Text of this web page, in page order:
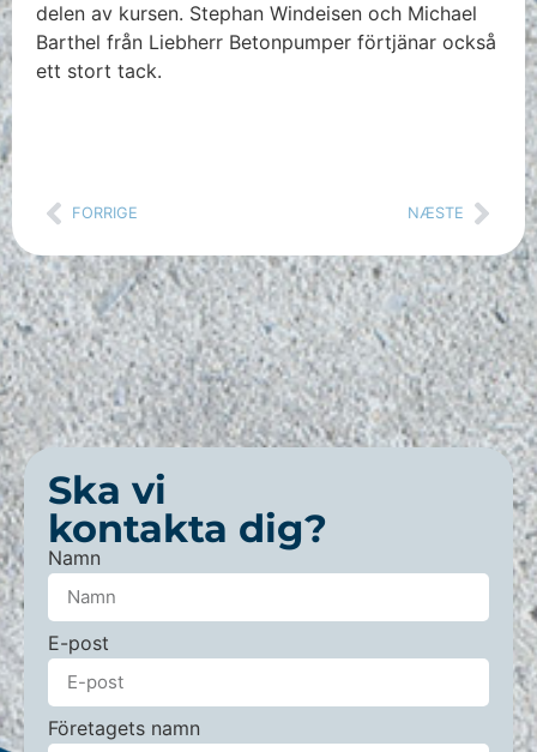
delen av kursen. Stephan Windeisen och Michael
Barthel från Liebherr Betonpumper förtjänar också
ett stort tack.
FORRIGE NÆSTE
Ska vi
kontakta dig?
Namn
E-post
Företagets namn